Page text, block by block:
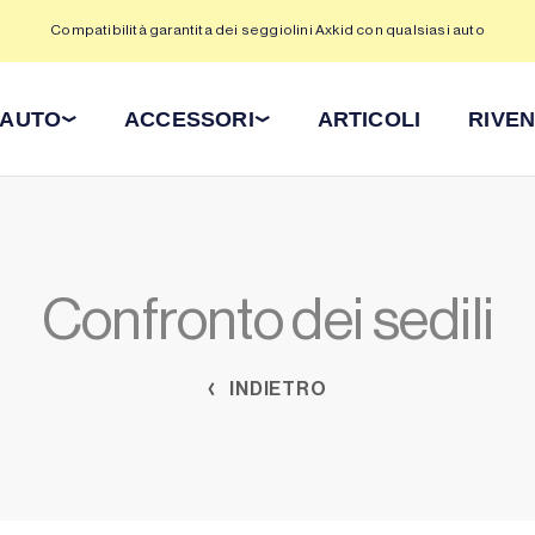
Compatibilità garantita dei seggiolini Axkid con qualsiasi auto
ACCESSORI ARTICOLI
Confronto dei sedili
INDIETRO